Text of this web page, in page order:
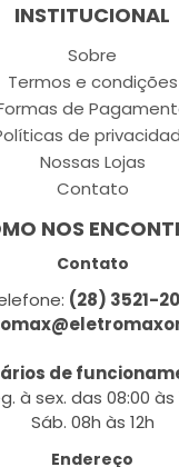
INSTITUCIONAL
Sobre
Termos e condições
de
de
Nossas Lojas
Contato
NOS
Contato
(28) 3521-
de
à sex. das 08:00 às
Sáb. 08h às 12h
Endereço